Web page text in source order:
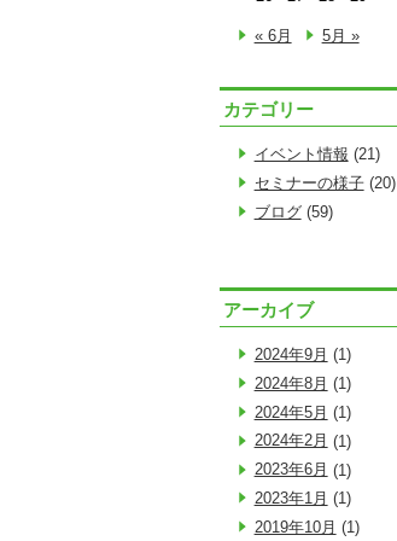
« 6月 5月 »
カテゴリー
イベント情報 (21)
セミナーの様子(20)
ブログ(59)
アーカイブ
2024年9月 (1)
2024年8月 (1)
2024年5月 (1)
2024年2月 (1)
2023年6月 (1)
2023年1月 (1)
2019年10月 (1)